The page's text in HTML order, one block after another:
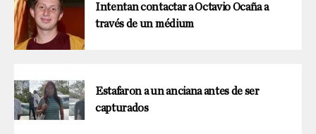
Intentan contactar a Octavio Ocaña a
través de un médium
Estafaron a un anciana antes de ser
capturados